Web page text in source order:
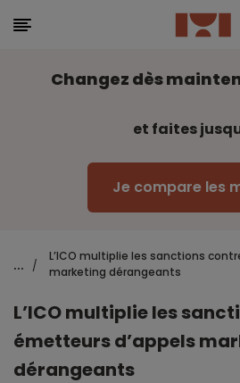
Changez dès
et faites
Je compare les
... /
L’ICO multiplie les sanctions
marketing dérangeants
L’ICO multiplie les
émetteurs d’appels
dérangeants